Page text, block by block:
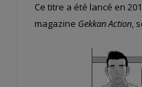
Ce titre a été lancé en
magazine Gekkan Action,